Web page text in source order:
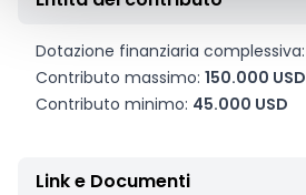
Dotazione finanziaria complessiva:
Contributo massimo: 150.000 USD
Contributo minimo: 45.000 USD
Link e Documenti